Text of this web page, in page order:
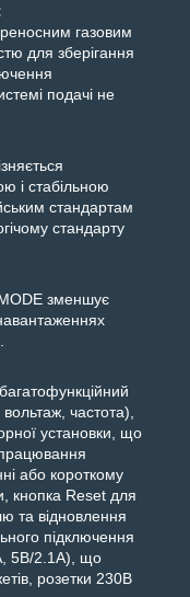
газовим
для зберігання
подачі не
і стабільною
стандартам
стандарту
зменшує
частота),
установки, що
або короткому
кнопка Reset для
та відновлення
підключення
5B/2.1A), що
розетки 230В